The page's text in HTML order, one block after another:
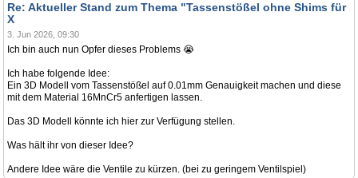
Re: Aktueller Stand zum Thema "Tassenstößel ohne Shims für
X
3. Jun 2026, 09:30
Ich bin auch nun Opfer dieses Problems 😭
Ich habe folgende Idee:
Ein 3D Modell vom Tassenstößel auf 0.01mm Genauigkeit machen und diese
mit dem Material 16MnCr5 anfertigen lassen.
Das 3D Modell könnte ich hier zur Verfügung stellen.
Was hält ihr von dieser Idee?
Andere Idee wäre die Ventile zu kürzen. (bei zu geringem Ventilspiel)